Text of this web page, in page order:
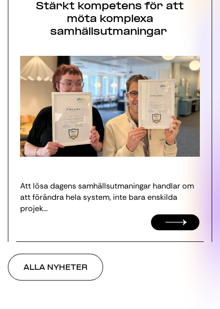
Stärkt kompetens för att
möta komplexa
samhällsutmaningar
Att lösa dagens samhällsutmaningar handlar om
att förändra hela system, inte bara enskilda
projek...
ALLA NYHETER